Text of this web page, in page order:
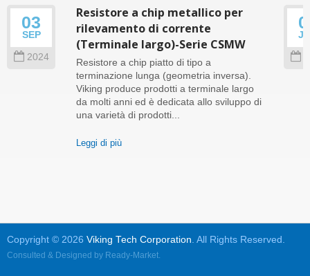
03
SEP
2024
Resistore a chip metallico per
rilevamento di corrente
(Terminale largo)-Serie CSMW
Resistore a chip piatto di tipo a
terminazione lunga (geometria inversa).
Viking produce prodotti a terminale largo
da molti anni ed è dedicata allo sviluppo di
una varietà di prodotti...
Leggi di più
Copyright © 2026 Viking Tech Corporation . All Rights Reserved.
Consulted & Designed by Ready-Market